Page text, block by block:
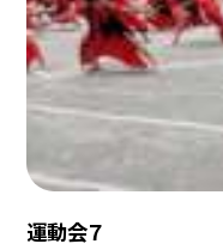
運動会７